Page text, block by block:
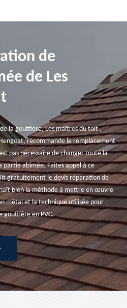
de
de Les
la gouttière, Les maîtres du toit ,
recommande le remplacement
pas nécessaire de changer toute la
abîmée. Faites appel à ce
gratuitement le devis réparation de
bien la méthode à mettre en œuvre
métal et la technique utilisée pour
gouttière en PVC.